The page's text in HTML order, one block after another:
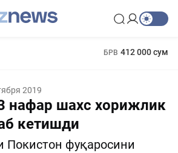
БРВ 412 000 сум
2019
нафар шахс хорижлик
кетишди
фуқаросини